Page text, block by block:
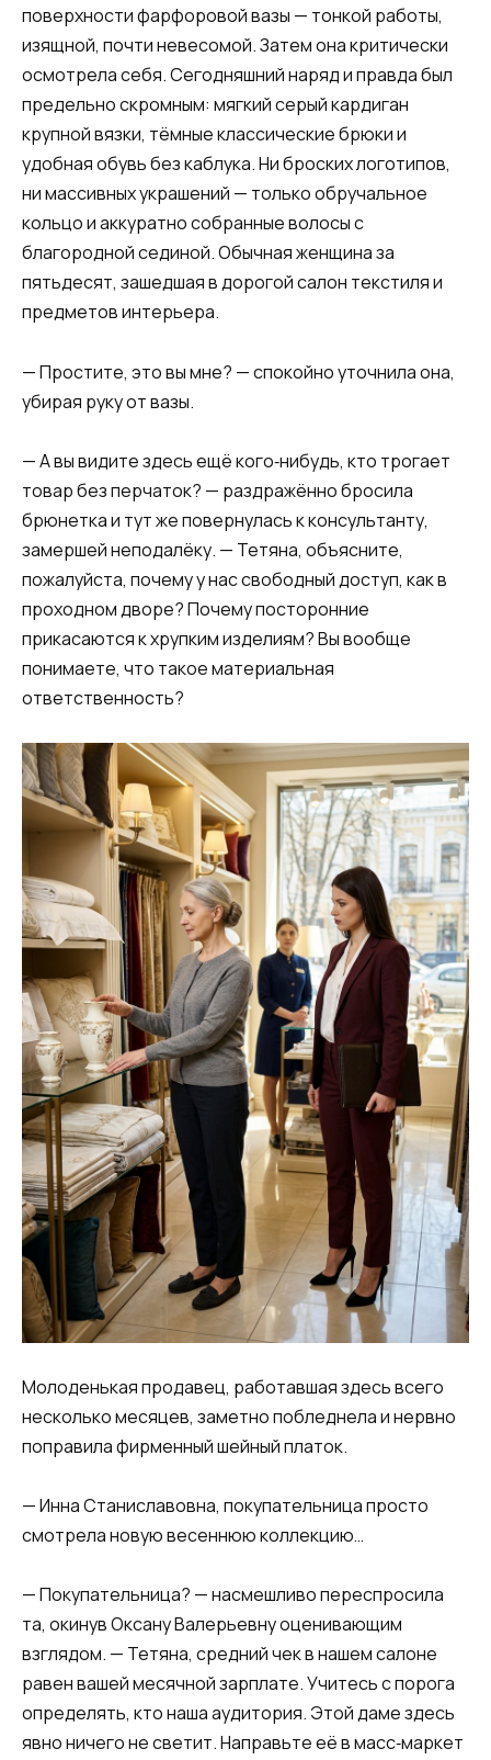
поверхности фарфоровой вазы — тонкой работы,
изящной, почти невесомой. Затем она критически
осмотрела себя. Сегодняшний наряд и правда был
предельно скромным: мягкий серый кардиган
крупной вязки, тёмные классические брюки и
удобная обувь без каблука. Ни броских логотипов,
ни массивных украшений — только обручальное
кольцо и аккуратно собранные волосы с
благородной сединой. Обычная женщина за
пятьдесят, зашедшая в дорогой салон текстиля и
предметов интерьера.
— Простите, это вы мне? — спокойно уточнила она,
убирая руку от вазы.
— А вы видите здесь ещё кого‑нибудь, кто трогает
товар без перчаток? — раздражённо бросила
брюнетка и тут же повернулась к консультанту,
замершей неподалёку. — Тетяна, объясните,
пожалуйста, почему у нас свободный доступ, как в
проходном дворе? Почему посторонние
прикасаются к хрупким изделиям? Вы вообще
понимаете, что такое материальная
ответственность?
Молоденькая продавец, работавшая здесь всего
несколько месяцев, заметно побледнела и нервно
поправила фирменный шейный платок.
— Инна Станиславовна, покупательница просто
смотрела новую весеннюю коллекцию…
— Покупательница? — насмешливо переспросила
та, окинув Оксану Валерьевну оценивающим
взглядом. — Тетяна, средний чек в нашем салоне
равен вашей месячной зарплате. Учитесь с порога
определять, кто наша аудитория. Этой даме здесь
явно ничего не светит. Направьте её в масс‑маркет